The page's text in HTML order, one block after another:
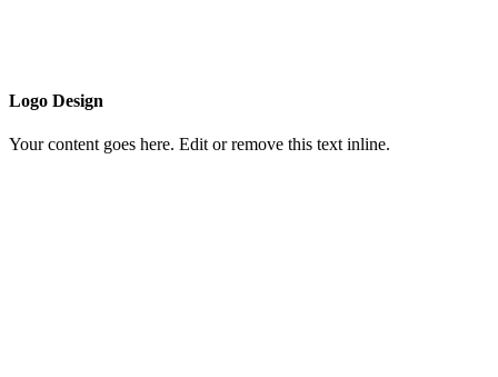
Logo Design
Your content goes here. Edit or remove this text inline.